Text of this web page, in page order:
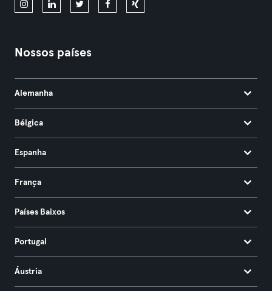
Nossos países
Alemanha
Bélgica
Espanha
França
Países Baixos
Portugal
Áustria